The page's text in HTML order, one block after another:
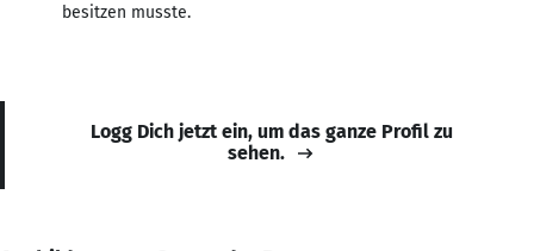
besitzen musste.
Logg Dich jetzt ein, um das ganze Profil zu
sehen.